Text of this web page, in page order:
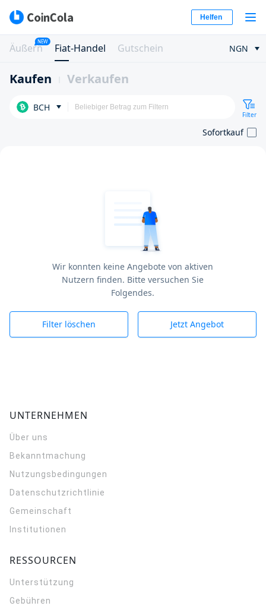
Helfen
Äußern
NEW
Fiat-Handel Gutschein NGN
Kaufen Verkaufen
BCH
Filter
Sofortkauf
Wir konnten keine Angebote von aktiven
Nutzern finden. Bitte versuchen Sie
Folgendes.
Filter löschen Jetzt Angebot
UNTERNEHMEN
Über uns
Bekanntmachung
Nutzungsbedingungen
Datenschutzrichtlinie
Gemeinschaft
Institutionen
RESSOURCEN
Unterstützung
Gebühren